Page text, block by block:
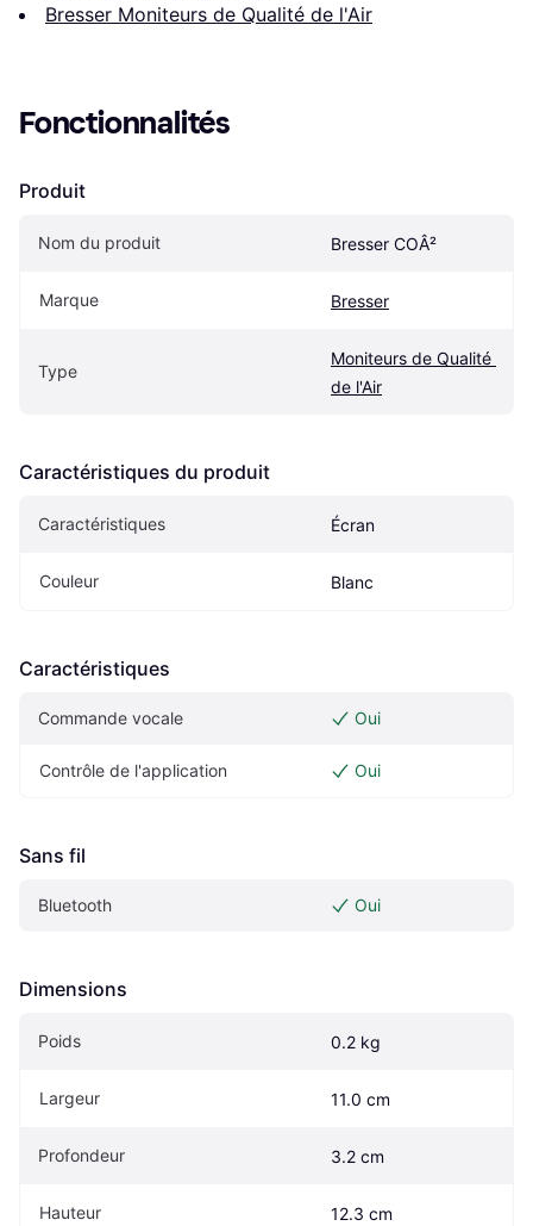
Bresser Moniteurs de Qualité de l'Air
Fonctionnalités
Produit
Nom du produit Bresser COÂ²
Marque Bresser
Type
Moniteurs de Qualité
de l'Air
Caractéristiques du produit
Caractéristiques Écran
Couleur Blanc
Caractéristiques
Commande vocale Oui
Contrôle de l'application Oui
Sans fil
Bluetooth Oui
Dimensions
Poids 0.2 kg
Largeur 11.0 cm
Profondeur 3.2 cm
Hauteur 12.3 cm